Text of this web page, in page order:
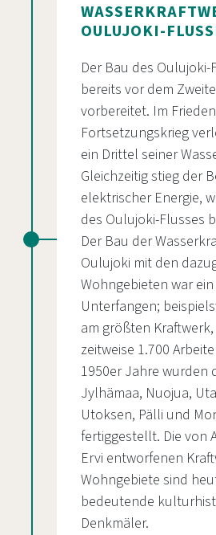
OULUJOKI-
Der Bau des
bereits vor dem
vorbereitet. Im
Fortsetzungskrieg
ein Drittel seiner
Gleichzeitig stieg der
elektrischer Energie,
des Oulujoki-Flusses
Der Bau der
Oulujoki mit den
Wohngebieten war
Unterfangen;
am größten
zeitweise 1.700
1950er Jahre wurden
Jylhämaa, Nuojua,
Utoksen, Pälli und
fertiggestellt. Die von
Ervi entworfenen
Wohngebiete sind
bedeutende
Denkmäler.